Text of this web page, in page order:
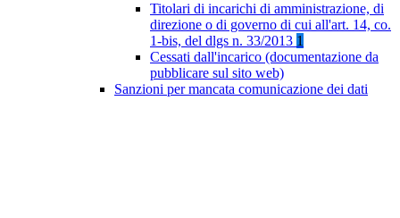
Titolari di incarichi di amministrazione, di
direzione o di governo di cui all'art. 14, co.
1-bis, del dlgs n. 33/2013 1
Cessati dall'incarico (documentazione da
pubblicare sul sito web)
Sanzioni per mancata comunicazione dei dati